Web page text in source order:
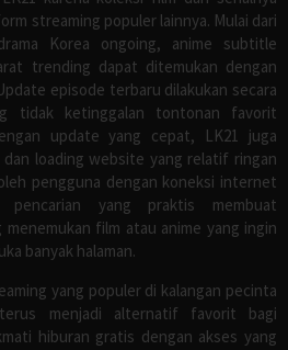
streaming populer lainnya. Mulai dari
Korea ongoing, anime subtitle
trending dapat ditemukan dengan
episode terbaru dilakukan secara
tidak ketinggalan tontonan favorit
update yang cepat, LK21 juga
dan loading website yang relatif ringan
pengguna dengan koneksi internet
yang praktis membuat
film atau anime yang ingin
banyak halaman.
yang populer di kalangan pecinta
menjadi alternatif favorit bagi
hiburan gratis dengan akses yang